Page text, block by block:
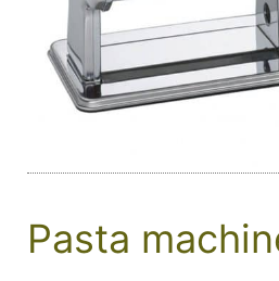
Pasta